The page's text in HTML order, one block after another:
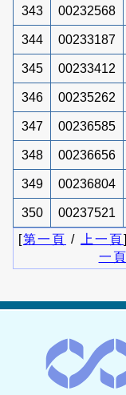
343 00232568
344 00233187
345 00233412
346 00235262
347 00236585
348 00236656
349 00236804
350 00237521
[第一頁 / 上一頁]
一頁